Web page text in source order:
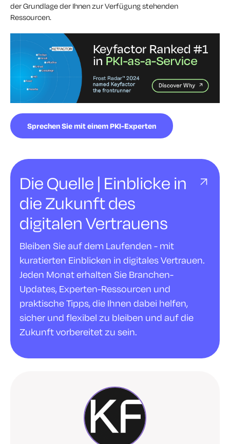
der Grundlage der Ihnen zur Verfügung stehenden
Ressourcen.
Sprechen Sie mit einem PKI-Experten
Die Quelle | Einblicke in
die Zukunft des
digitalen Vertrauens
Bleiben Sie auf dem Laufenden - mit
kuratierten Einblicken in digitales Vertrauen.
Jeden Monat erhalten Sie Branchen-
Updates, Experten-Ressourcen und
praktische Tipps, die Ihnen dabei helfen,
sicher und flexibel zu bleiben und auf die
Zukunft vorbereitet zu sein.